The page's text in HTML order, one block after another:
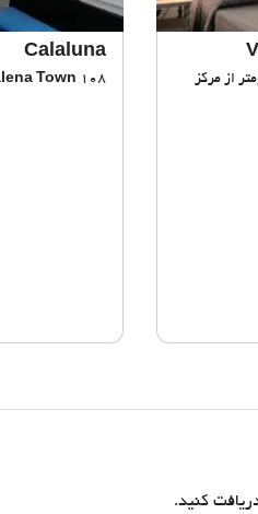
از مرکز
Calaluna
Town 108 متر از مرکز شهر
کنید.